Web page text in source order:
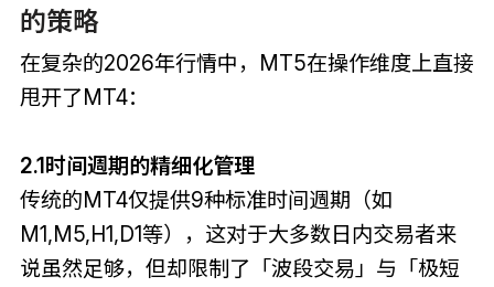
的策略
在复杂的2026年行情中，MT5在操作维度上直接
甩开了MT4：
2.1时间週期的精细化管理
传统的MT4仅提供9种标准时间週期（如
M1,M5,H1,D1等），这对于大多数日内交易者来
说虽然足够，但却限制了「波段交易」与「极短